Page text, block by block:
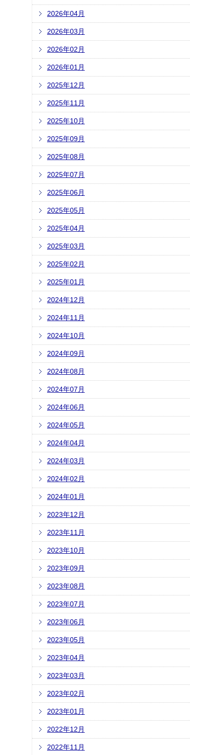
2026年04月
2026年03月
2026年02月
2026年01月
2025年12月
2025年11月
2025年10月
2025年09月
2025年08月
2025年07月
2025年06月
2025年05月
2025年04月
2025年03月
2025年02月
2025年01月
2024年12月
2024年11月
2024年10月
2024年09月
2024年08月
2024年07月
2024年06月
2024年05月
2024年04月
2024年03月
2024年02月
2024年01月
2023年12月
2023年11月
2023年10月
2023年09月
2023年08月
2023年07月
2023年06月
2023年05月
2023年04月
2023年03月
2023年02月
2023年01月
2022年12月
2022年11月